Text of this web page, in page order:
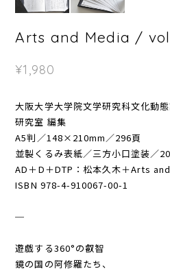
Arts and Media /
¥1,980
大阪大学大学院文学研究科文化動
研究室 編集
A5判／148×210mm／296頁
並製くるみ表紙／三方小口塗装／
AD＋D＋DTP：松本久木＋Arts
ISBN 978-4-910067-00-1
─
遊戯する360°の叡智
鏡の国の阿修羅たち、